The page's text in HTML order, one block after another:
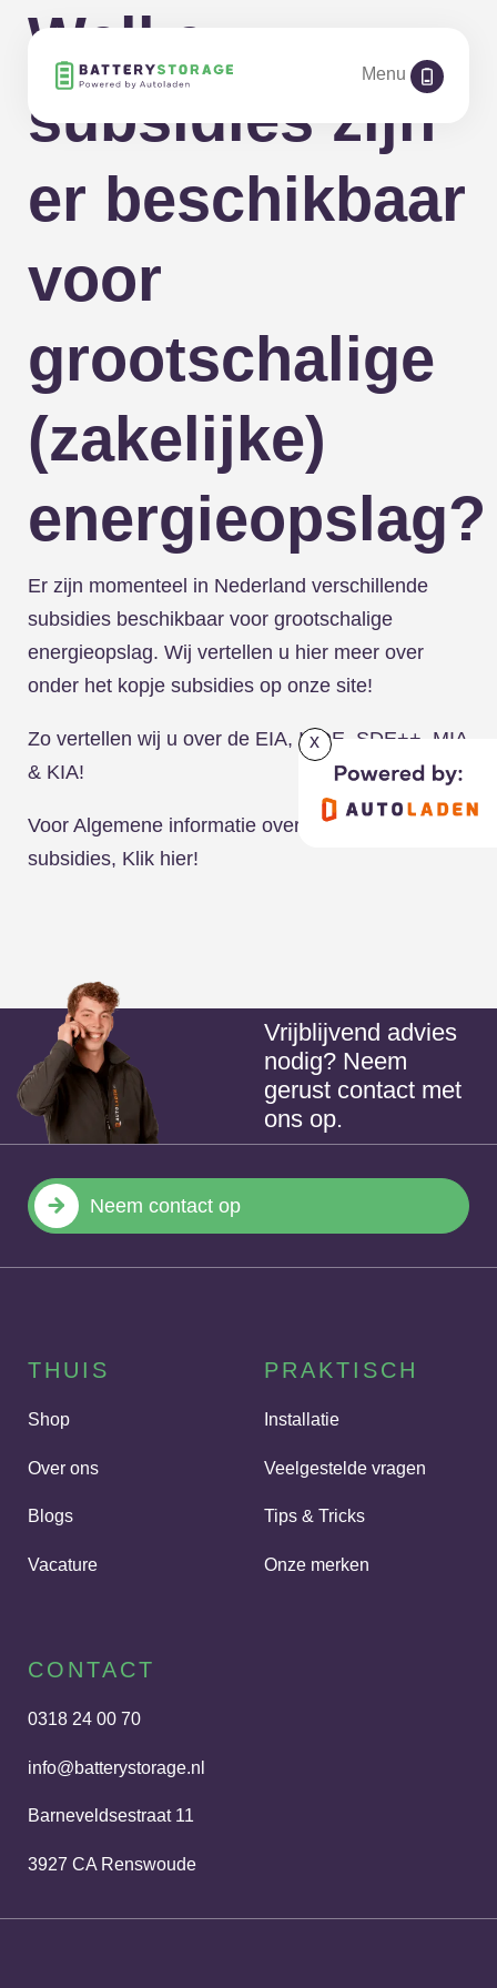
Menu
Welke
subsidies zijn
er beschikbaar
voor
grootschalige
(zakelijke)
energieopslag?
Er zijn momenteel in Nederland verschillende
subsidies beschikbaar voor grootschalige
energieopslag. Wij vertellen u hier meer over
onder het kopje subsidies op onze site!
Zo vertellen wij u over de EIA, ISDE SDE++ , MIA
& KIA!
Voor Algemene informatie over zakelijke
subsidies, Klik hier!
Vrijblijvend advies
nodig? Neem
gerust contact met
ons op.
Neem contact op
THUIS
Shop
Over ons
Blogs
Vacature
PRAKTISCH
Installatie
Veelgestelde vragen
Tips & Tricks
Onze merken
CONTACT
0318 24 00 70
info@batterystorage.nl
Barneveldsestraat 11
3927 CA Renswoude
x